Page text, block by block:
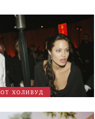
ОТ ХОЛИВУД